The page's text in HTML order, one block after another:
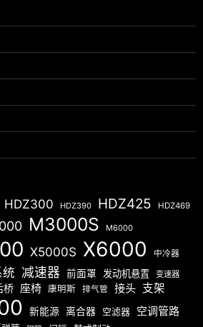
HDZ300 HDZ390 HDZ425 HDZ469
M3000S M6000
X5000S X6000 中冷器
统 减速器 前面罩 发动机悬置 变速器
桥 座椅 康明斯 排气管 接头 支架
新能源 离合器 空滤器 空调管路